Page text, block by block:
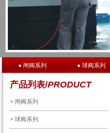
● 闸阀系列 ● 球阀系列
产品列表/PRODUCT
> 闸阀系列
> 球阀系列